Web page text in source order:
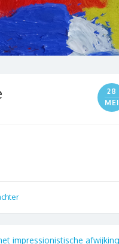
28
MEI
impressionistische afwijking